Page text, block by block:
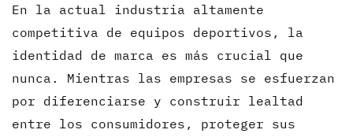
En la actual industria altamente
competitiva de equipos deportivos, la
identidad de marca es más crucial que
nunca. Mientras las empresas se esfuerzan
por diferenciarse y construir lealtad
entre los consumidores, proteger sus